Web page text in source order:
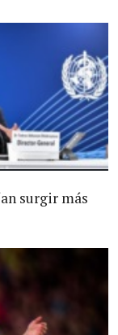
surgir más